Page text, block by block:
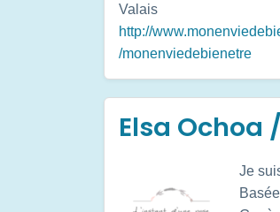
Valais
http://
/monenviedebienetre
Elsa
Je